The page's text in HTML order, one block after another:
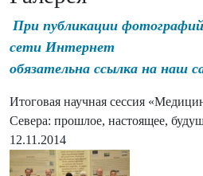
При публикации фотографий
сети Интернет
обязательна ссылка на наш
Итоговая научная сессия
Севера: прошлое, настоящее,
12.11.2014